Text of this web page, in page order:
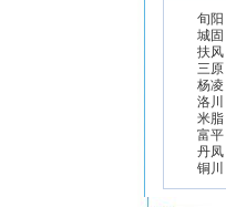
旬阳
城固
扶风
三原
杨凌
洛川
米脂
富平
丹凤
铜川